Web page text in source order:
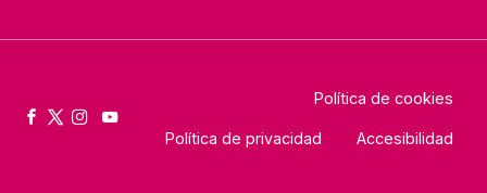
Política de cookies
Política de privacidad Accesibilidad